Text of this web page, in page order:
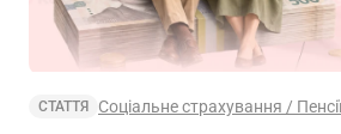
СТАТТЯ Соціальне страхування / Пенсії